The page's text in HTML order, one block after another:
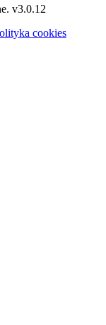
v3.0.12
cookies